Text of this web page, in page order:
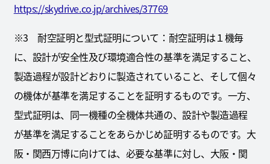
https://skydrive.co.jp/archives/37769
※3 耐空証明と型式証明について：耐空証明は１機毎
に、設計が安全性及び環境適合性の基準を満足すること、
製造過程が設計どおりに製造されていること、そして個々
の機体が基準を満足することを証明するものです。一方、
型式証明は、同一機種の全機体共通の、設計や製造過程
が基準を満足することをあらかじめ証明するものです。大
阪・関西万博に向けては、必要な基準に対し、大阪・関